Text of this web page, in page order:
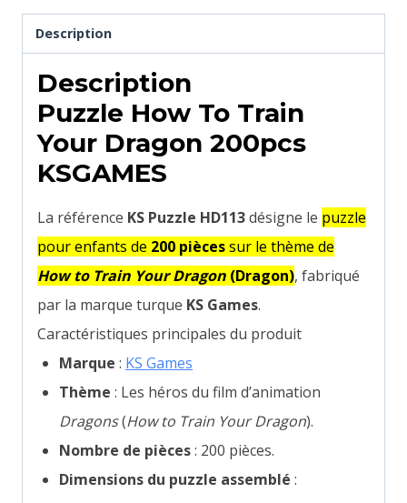
Description
Description
Puzzle How To Train
Your Dragon 200pcs
KSGAMES
La référence KS Puzzle HD113désigne le puzzle
pour enfants de 200 piècessur le thème de
How to Train Your Dragon (Dragon), fabriqué
par la marque turque KS Games.
Caractéristiques principales du produit
Marque : KS Games
Thème : Les héros du film d’animation
Dragons(How to Train Your Dragon).
Nombre de pièces: 200 pièces.
Dimensions du puzzle assemblé :